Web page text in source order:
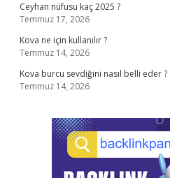
Ceyhan nüfusu kaç 2025 ?
Temmuz 17, 2026
Kova ne için kullanılır ?
Temmuz 14, 2026
Kova burcu sevdiğini nasıl belli eder ?
Temmuz 14, 2026